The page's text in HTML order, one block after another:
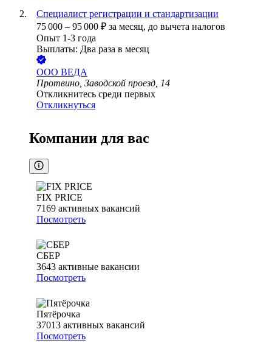
Специалист регистрации и стандартизации
75 000 – 95 000 ₽ за месяц, до вычета налогов
Опыт 1-3 года
Выплаты: Два раза в месяц
ООО ВЕДА
Протвино, Заводской проезд, 14
Откликнитесь среди первых
Откликнуться
Компании для вас
FIX PRICE
7169 активных вакансий
Посмотреть
СБЕР
3643 активные вакансии
Посмотреть
Пятёрочка
37013 активных вакансий
Посмотреть